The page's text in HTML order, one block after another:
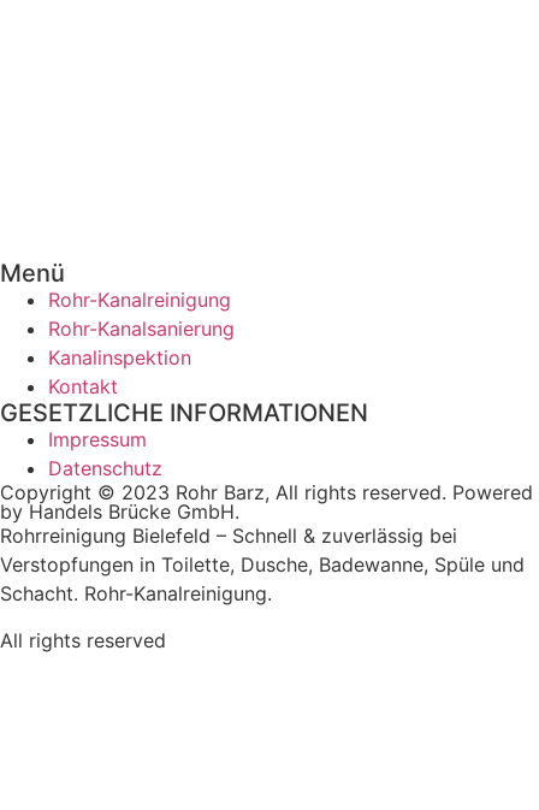
Menü
Rohr-Kanalreinigung
Rohr-Kanalsanierung
Kanalinspektion
Kontakt
GESETZLICHE INFORMATIONEN
Impressum
Datenschutz
Copyright © 2023 Rohr Barz, All rights reserved. Powered
by Handels Brücke GmbH.
Rohrreinigung Bielefeld – Schnell & zuverlässig bei
Verstopfungen in Toilette, Dusche, Badewanne, Spüle und
Schacht. Rohr-Kanalreinigung.
All rights reserved